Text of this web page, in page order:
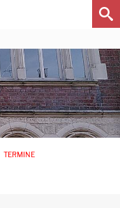
TERMINE